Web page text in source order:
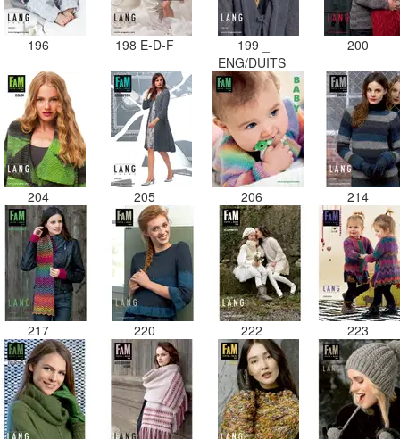
196 198 E-D-F
199 _
ENG/DUITS
200
204 205 206 214
217 220 222 223